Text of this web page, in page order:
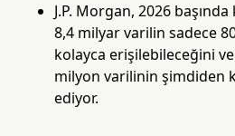
J.P. Morgan, 2026
8,4 milyar varilin sadece
kolayca erişilebileceğini
milyon varilinin şimdiden
ediyor.